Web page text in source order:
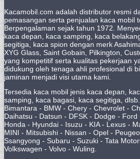
Kacamobil.com adalah distributor resmi
pemasangan serta penjualan kaca mobil
Berpengalaman sejak tahun 1972.
kaca depan, kaca samping, kaca
segitiga, kaca spion dengan merk
XYG Glass, Saint Gobain, Pilkington,
yang kompetitif serta kualitas pekerjaan
didukung oleh tenaga ahli profesional di
jaminan menjadi visi utama kami.
Tersedia kaca mobil jenis kaca depan,
samping, kaca bagasi, kaca segitiga,
Bimantara - BMW - Chery - Chevrolet -
Daihatsu - Datsun - DFSK - Dodge -
Honda - Hyundai - Isuzu - KIA - Lexus -
MINI - Mitsubishi - Nissan - Opel -
Ssangyong - Subaru - Suzuki - Tata
Volkswagen - Volvo - Wuling.